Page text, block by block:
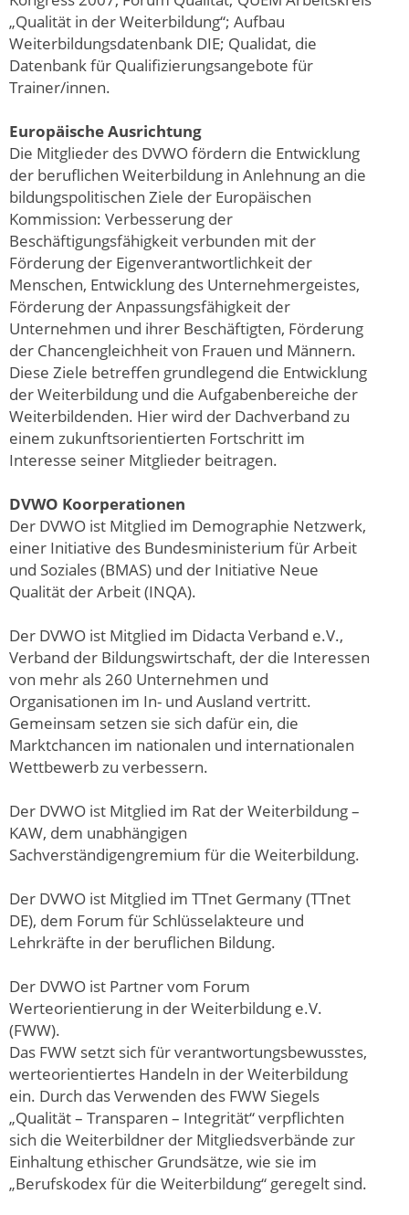
„Qualität in der Weiterbildung“; Aufbau
Weiterbildungsdatenbank DIE; Qualidat, die
Datenbank für Qualifizierungsangebote für
Trainer/innen.
Europäische Ausrichtung
Die Mitglieder des DVWO fördern die Entwicklung
der beruflichen Weiterbildung in Anlehnung an die
bildungspolitischen Ziele der Europäischen
Kommission: Verbesserung der
Beschäftigungsfähigkeit verbunden mit der
Förderung der Eigenverantwortlichkeit der
Menschen, Entwicklung des Unternehmergeistes,
Förderung der Anpassungsfähigkeit der
Unternehmen und ihrer Beschäftigten, Förderung
der Chancengleichheit von Frauen und Männern.
Diese Ziele betreffen grundlegend die Entwicklung
der Weiterbildung und die Aufgabenbereiche der
Weiterbildenden. Hier wird der Dachverband zu
einem zukunftsorientierten Fortschritt im
Interesse seiner Mitglieder beitragen.
DVWO Koorperationen
Der DVWO ist Mitglied im Demographie Netzwerk,
einer Initiative des Bundesministerium für Arbeit
und Soziales (BMAS) und der Initiative Neue
Qualität der Arbeit (INQA).
Der DVWO ist Mitglied im Didacta Verband e.V.,
Verband der Bildungswirtschaft, der die Interessen
von mehr als 260 Unternehmen und
Organisationen im In- und Ausland vertritt.
Gemeinsam setzen sie sich dafür ein, die
Marktchancen im nationalen und internationalen
Wettbewerb zu verbessern.
Der DVWO ist Mitglied im Rat der Weiterbildung –
KAW, dem unabhängigen
Sachverständigengremium für die Weiterbildung.
Der DVWO ist Mitglied im TTnet Germany (TTnet
DE), dem Forum für Schlüsselakteure und
Lehrkräfte in der beruflichen Bildung.
Der DVWO ist Partner vom Forum
Werteorientierung in der Weiterbildung e.V.
(FWW).
Das FWW setzt sich für verantwortungsbewusstes,
werteorientiertes Handeln in der Weiterbildung
ein. Durch das Verwenden des FWW Siegels
„Qualität – Transparen – Integrität“ verpflichten
sich die Weiterbildner der Mitgliedsverbände zur
Einhaltung ethischer Grundsätze, wie sie im
„Berufskodex für die Weiterbildung“ geregelt sind.